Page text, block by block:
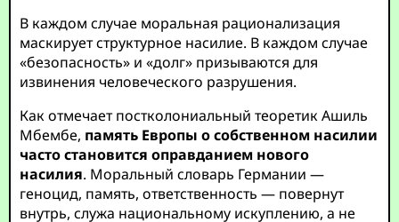
В каждом случае моральная рационализация
маскирует структурное насилие. В каждом случае
«безопасность» и «долг» призываются для
извинения человеческого разрушения.
Как отмечает постколониальный теоретик Ашиль
Мбембе, память Европы о собственном насилии
часто становится оправданием нового
насилия. Моральный словарь Германии —
геноцид, память, ответственность — повернут
внутрь, служа национальному искуплению, а не